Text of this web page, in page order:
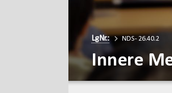
LgNr.: NDS- 26.40.2
Innere